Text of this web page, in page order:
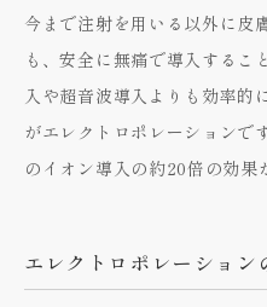
今まで注射を用いる以外に皮
も、安全に無痛で導入するこ
入や超音波導入よりも効率的
がエレクトロポレーションで
のイオン導入の約20倍の効果
エレクトロポレーション